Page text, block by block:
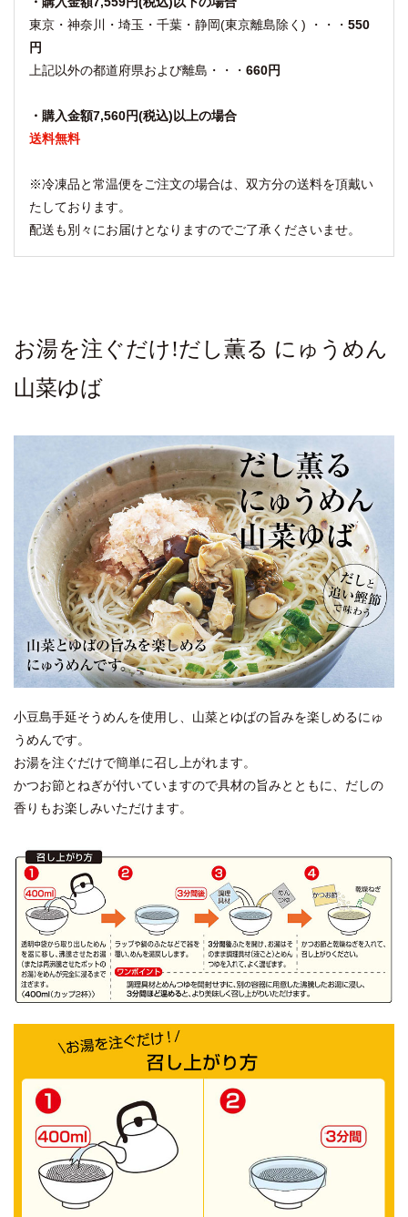
東京・神奈川・埼玉・千葉・静岡(東京離島除く) ・・・ 550
円
上記以外の都道府県および離島・・・ 660円
・購入金額7,560円(税込)以上の場合
送料無料
※冷凍品と常温便をご注文の場合は、双方分の送料を頂戴い
たしております。
配送も別々にお届けとなりますのでご了承くださいませ。
お湯を注ぐだけ!だし薫る にゅうめん
山菜ゆば
小豆島手延そうめんを使用し、山菜とゆばの旨みを楽しめるにゅ
うめんです。
お湯を注ぐだけで簡単に召し上がれます。
かつお節とねぎが付いていますので具材の旨みとともに、だしの
香りもお楽しみいただけます。